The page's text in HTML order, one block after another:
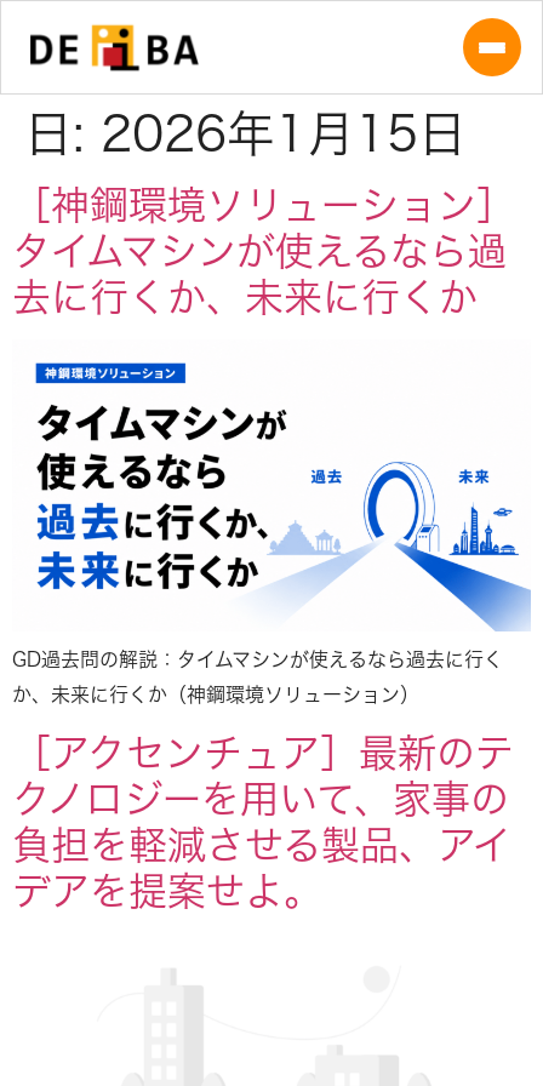
日: 2026年1月15日
［神鋼環境ソリューション］
タイムマシンが使えるなら過
去に行くか、未来に行くか
GD過去問の解説：タイムマシンが使えるなら過去に行く
か、未来に行くか（神鋼環境ソリューション）
［アクセンチュア］最新のテ
クノロジーを用いて、家事の
負担を軽減させる製品、アイ
デアを提案せよ。